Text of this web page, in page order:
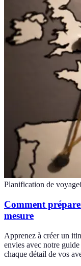
Planification de voyage
Comment
mesure
Apprenez à créer un
envies avec notre
chaque détail de vos